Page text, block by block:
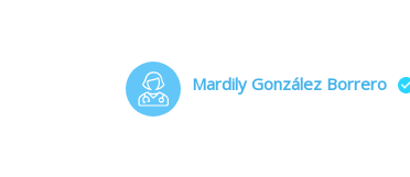
Mardily González Borrero